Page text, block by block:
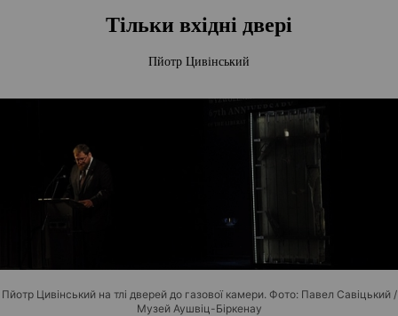
Тільки вхідні двері
Пйотр Цивінський
Пйотр Цивінський на тлі дверей до газової камери. Фото: Павел Савіцький /
Музей Аушвіц-Біркенау